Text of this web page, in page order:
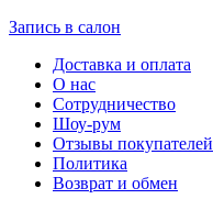
Запись в салон
Доставка и оплата
О нас
Сотрудничество
Шоу-рум
Отзывы покупателей
Политика
Возврат и обмен